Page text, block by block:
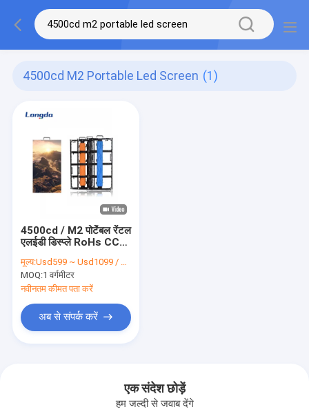
4500cd M2 Portable Led Screen (1)
4500cd / M2 पोर्टेबल रेंटल
एलईडी डिस्प्ले RoHs CCC
मूल्य:Usd599 ~ Usd1099 / Sqm ( price is negotiable )
MOQ:1 वर्गमीटर
नवीनतम कीमत पता करें
अब से संपर्क करें
एक संदेश छोड़ें
हम जल्दी से जवाब देंगे